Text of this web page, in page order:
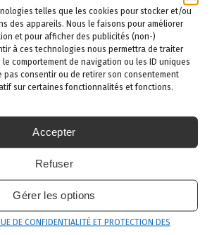
telles que les cookies pour stocker et/ou
des appareils. Nous le faisons pour améliorer
et pour afficher des publicités (non-)
à ces technologies nous permettra de traiter
comportement de navigation ou les ID uniques
pas consentir ou de retirer son consentement
sur certaines fonctionnalités et fonctions.
Accepter
Refuser
Gérer les options
DE CONFIDENTIALITÉ ET PROTECTION DES
: vous remplissez le
ou vous nous appelez au
sous 24h.
: notre technicien vient
et son origine.
: traitement adapté,
sécurité maximale, discrétion
: visite de contrôle et garantie